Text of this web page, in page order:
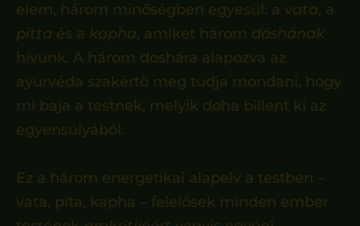
elem, három minőségben egyesül: a vata, a
pitta és a kapha, amiket három dóshának
hívunk. A három doshára alapozva az
ayurvéda szakértő meg tudja mondani, hogy
mi baja a testnek, melyik doha billent ki az
egyensúlyából.
Ez a három energetikai alapelv a testben –
vata, pita, kapha – felelősek minden ember